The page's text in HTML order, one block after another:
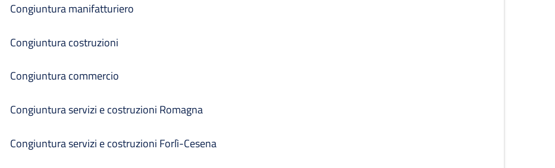
Congiuntura manifatturiero
Congiuntura costruzioni
Congiuntura commercio
Congiuntura servizi e costruzioni Romagna
Congiuntura servizi e costruzioni Forlì-Cesena